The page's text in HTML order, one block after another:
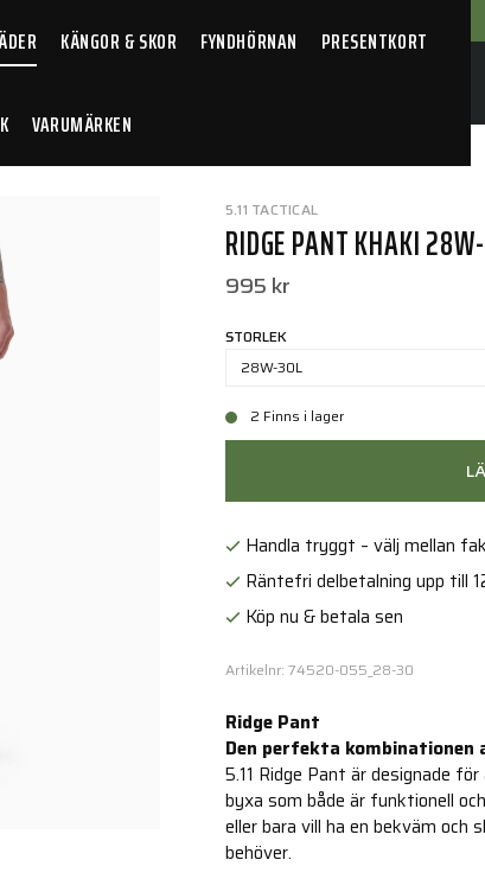
KÄNGOR & SKOR FYNDHÖRNAN PRESENTKORT
VARUMÄRKEN
5.11 TACTICAL
RIDGE PANT KHAKI
995 kr
STORLEK
28W-30L
2 Finns i lager
Handla tryggt – välj mellan
Räntefri delbetalning upp till
Köp nu & betala sen
Artikelnr: 74520-055_28-30
Ridge Pant
Den perfekta kombinationen
5.11 Ridge Pant är designade
byxa som både är funktionell
eller bara vill ha en bekväm
behöver.